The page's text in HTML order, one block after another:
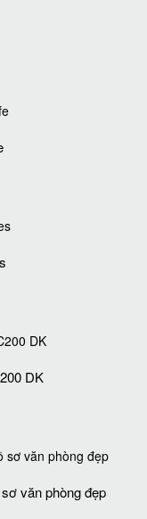
DK
văn phòng đẹp